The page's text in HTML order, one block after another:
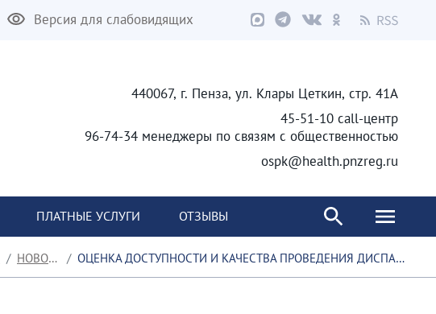
Версия для слабовидящих
440067, г. Пенза, ул. Клары Цеткин, стр. 41А
45-51-10 call-центр
96-74-34 менеджеры по связям с общественностью
ospk@health.pnzreg.ru
ПЛАТНЫЕ УСЛУГИ ОТЗЫВЫ
НОВОСТИ ОЦЕНКА ДОСТУПНОСТИ И КАЧЕСТВА ПРОВЕДЕНИЯ ДИСПАНСЕРИЗАЦИИ